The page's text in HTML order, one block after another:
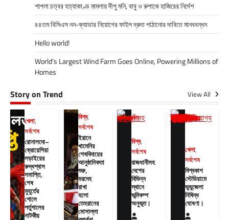
শাপলা চত্বর হত্যাকাণ্ড মামলায় দীপু মনি, বাবু ও রুপাকে হাজিরের নির্দেশ
৪৪তম বিসিএস নন-ক্যাডার নিয়োগের ফাইল দ্রুত পাঠানোর দাবিতে মানববন্ধন
Hello world!
World’s Largest Wind Farm Goes Online, Powering Millions of
Homes
Story on Trend View All
খেলা,
সর্বশেষ
রোনালদো–
ক্রোয়েশিয়া
লড়াইয়ের
রুদ্ধশ্বাস
সমাপ্তি,
শেষ
মুহূর্তের
গোলে
পর্তুগালের
নাটকীয়
বিশ্ব,
সর্বশেষ
ইরানে
খামেনির
শেষবিদায়ের
আনুষ্ঠানিকতা
শুরু,
মরদেহ
রাখা
হলো
তেহরানের
মোসাল্লা
বিশ্ব,
সর্বশেষ
রাজধানীসহ
দেশের
বিভিন্ন
স্থানে
ভূমিকম্প
অনুভূত।
খেলা,
সর্বশেষ
বিশ্বকাপ
স্টেডিয়ামে
ভুভুজেলা
নিষিদ্ধ
ঘোষণা।